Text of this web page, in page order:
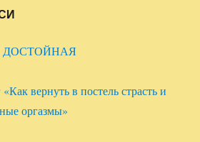
ДОСТОЙНАЯ
вернуть в постель страсть и
оргазмы»